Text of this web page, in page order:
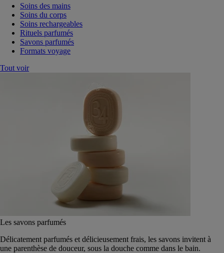
Soins des mains
Soins du corps
Soins rechargeables
Rituels parfumés
Savons parfumés
Formats voyage
Tout voir
Les savons parfumés
Délicatement parfumés et délicieusement frais, les savons invitent à
une parenthèse de douceur, sous la douche comme dans le bain.